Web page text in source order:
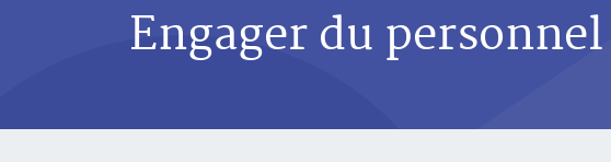
Engager du personnel